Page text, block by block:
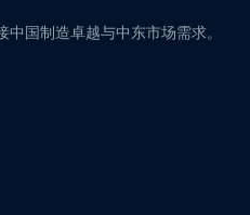
国制造卓越与中东市场需求。